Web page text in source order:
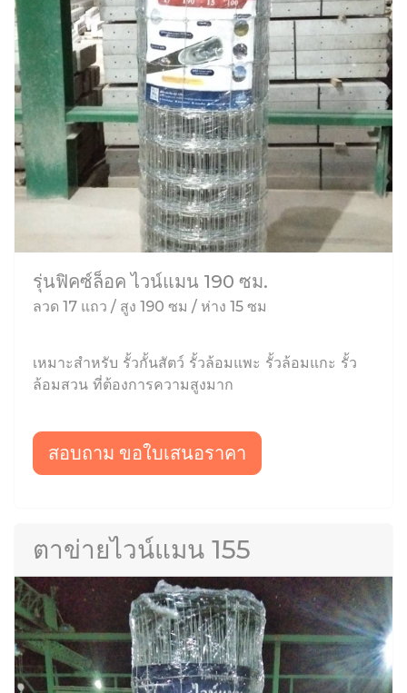
รุ่นฟิคซ์ล็อค ไวน์แมน 190 ซม.
ลวด 17 แถว / สูง 190 ซม / ห่าง 15 ซม
เหมาะสำหรับ รั้วกั้นสัตว์ รั้วล้อมแพะ รั้วล้อมแกะ รั้ว
ล้อมสวน ที่ต้องการความสูงมาก
สอบถาม ขอใบเสนอราคา
ตาข่ายไวน์แมน 155